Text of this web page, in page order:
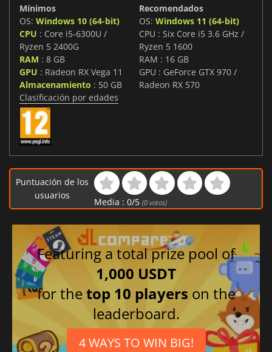
Mínimos
OS: Windows 10 (64-bit)
CPU : Core i5-6300U /
Ryzen 5 2400G
RAM : 8 GB
GPU : Radeon RX Vega 11
Almacenamiento : 50 GB
Recomendados
OS: Windows 11 (64-bit)
CPU : Six Core i5 3.6 GHz /
Ryzen 5 1600
RAM : 16 GB
GPU : GeForce GTX 970 /
Radeon RX 570
Clasificación por edades
Puntuación de los
usuarios
Media : 0/5 (0votos)
Featuring a total prize pool of
1,000 USDT
for thetop 10 players on the
leaderboard.
4 WAYS TO WIN BIG!